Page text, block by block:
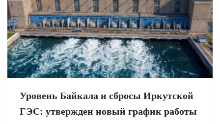
Уровень Байкала и сбросы Иркутской
ГЭС: утвержден новый график работы